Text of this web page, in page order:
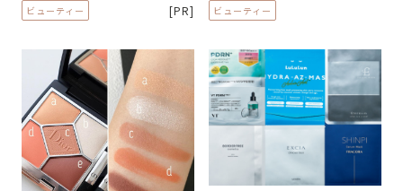
ビューティー [PR] ビューティー